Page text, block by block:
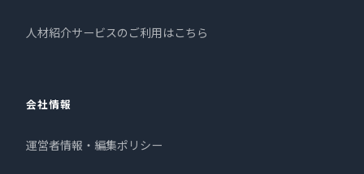
人材紹介サービスのご利用はこちら
会社情報
運営者情報・編集ポリシー